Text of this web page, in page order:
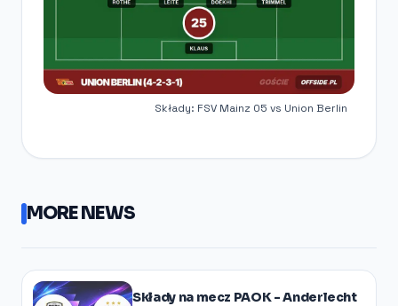
Składy: FSV Mainz 05 vs Union Berlin
MORE NEWS
Składy na mecz PAOK - Anderlecht